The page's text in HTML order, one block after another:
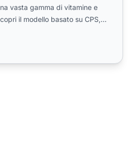
vasta gamma di vitamine e
il modello basato su CPS,